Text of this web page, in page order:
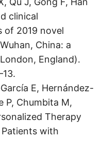
clinical
of 2019 novel
China: a
England).
E, Hernández-
P, Chumbita M,
Therapy
with